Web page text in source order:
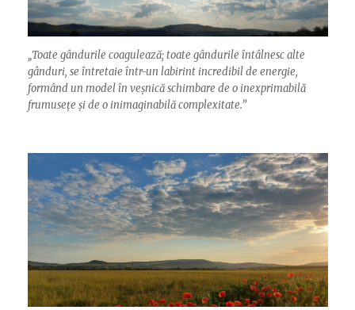
„Toate gândurile coagulează; toate gândurile întâlnesc alte
gânduri, se întretaie într-un labirint incredibil de energie,
formând un model în veșnică schimbare de o inexprimabilă
frumusețe și de o inimaginabilă complexitate.”